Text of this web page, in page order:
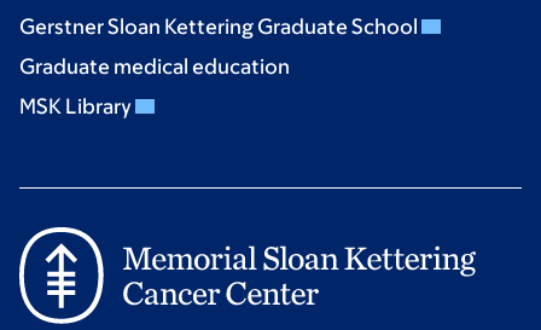
Gerstner Sloan Kettering Graduate School
Graduate medical education
MSK Library